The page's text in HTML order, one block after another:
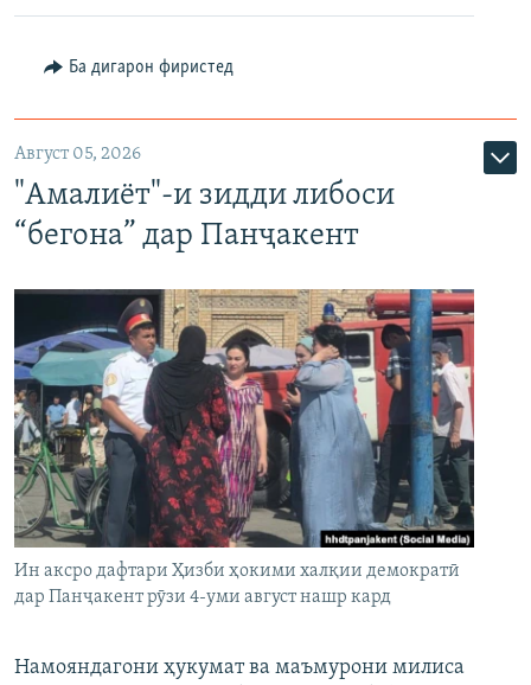
Ба дигарон фиристед
Август 05, 2026
"Амалиёт"-и зидди либоси
“бегона” дар Панҷакент
Ин аксро дафтари Ҳизби ҳокими халқии демократӣ
дар Панҷакент рӯзи 4-уми август нашр кард
Намояндагони ҳукумат ва маъмурони милиса